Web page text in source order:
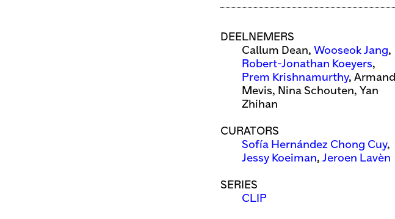
DEELNEMERS
Callum Dean, Wooseok Jang,
Robert-Jonathan Koeyers,
Prem Krishnamurthy, Armand
Mevis, Nina Schouten, Yan
Zhihan
CURATORS
Sofía Hernández Chong Cuy,
Jessy Koeiman, Jeroen Lavèn
SERIES
CLIP